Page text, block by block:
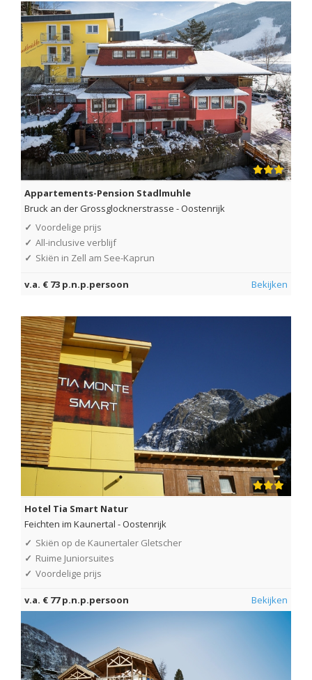
Appartements-Pension Stadlmuhle
Bruck an der Grossglocknerstrasse -Oostenrijk
✓ Voordelige prijs
✓ All-inclusive verblijf
✓ Skiën in Zell am See-Kaprun
v.a. € 73 p.n.p.persoon Bekijken
Hotel Tia Smart Natur
Feichten im Kaunertal -Oostenrijk
✓ Skiën op de Kaunertaler Gletscher
✓ Ruime Juniorsuites
✓ Voordelige prijs
v.a. € 77 p.n.p.persoon Bekijken